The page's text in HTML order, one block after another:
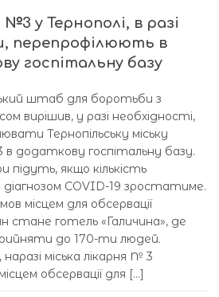
у Тернополі, в разі
перепрофілюють в
госпітальну базу
штаб для боротьби з
вирішив, у разі необхідності,
Тернопільську міську
в додаткову госпітальну базу.
підуть, якщо кількість
діагнозом COVID-19 зростатиме.
місцем для обсервації
стане готель «Галичина», де
до 170-ти людей.
міська лікарня № 3
обсервації для […]